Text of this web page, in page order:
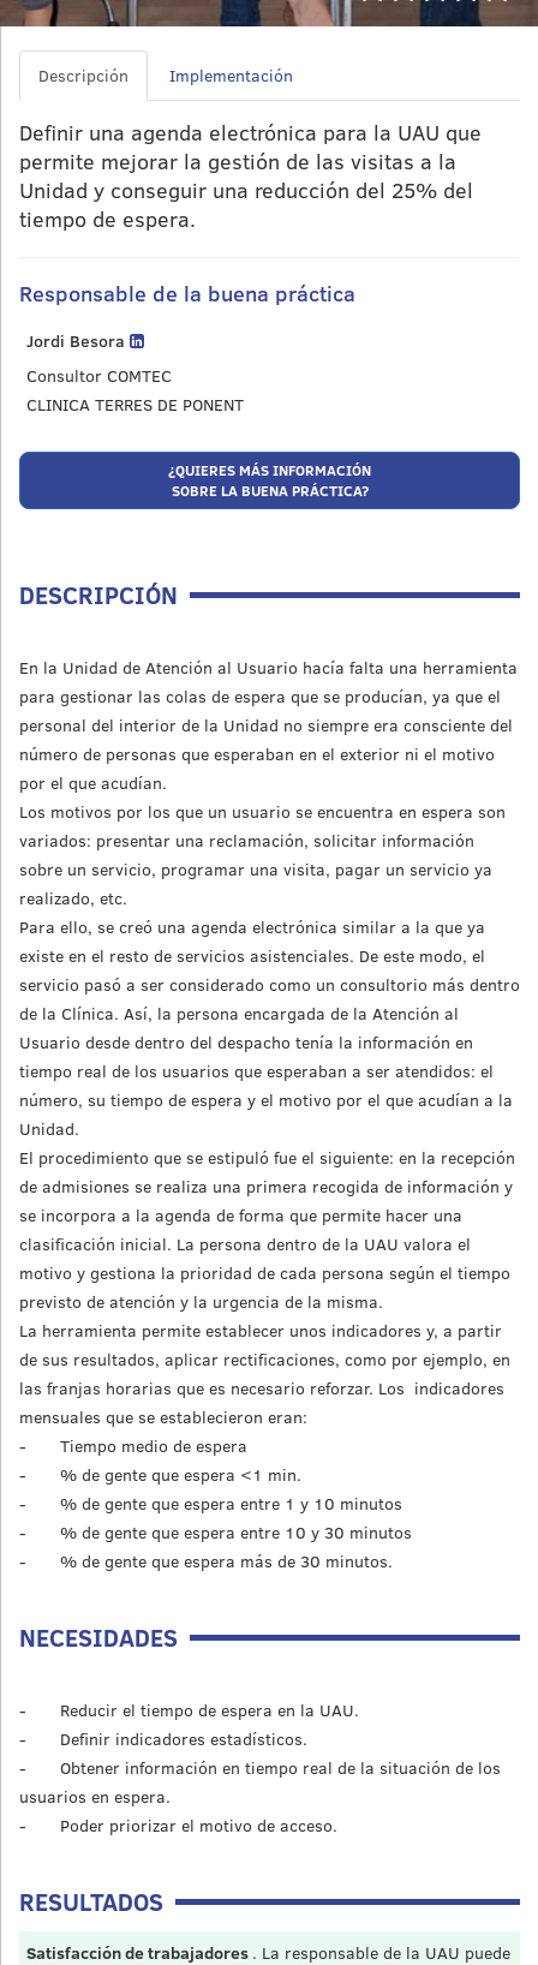
Descripción Implementación
Definir una agenda electrónica para la UAU que
permite mejorar la gestión de las visitas a la
Unidad y conseguir una reducción del 25% del
tiempo de espera.
Responsable de la buena práctica
Jordi Besora
Consultor COMTEC
CLINICA TERRES DE PONENT
¿QUIERES MÁS INFORMACIÓN
SOBRE LA BUENA PRÁCTICA?
DESCRIPCIÓN
En la Unidad de Atención al Usuario hacía falta una herramienta
para gestionar las colas de espera que se producían, ya que el
personal del interior de la Unidad no siempre era consciente del
número de personas que esperaban en el exterior ni el motivo
por el que acudían.
Los motivos por los que un usuario se encuentra en espera son
variados: presentar una reclamación, solicitar información
sobre un servicio, programar una visita, pagar un servicio ya
realizado, etc.
Para ello, se creó una agenda electrónica similar a la que ya
existe en el resto de servicios asistenciales. De este modo, el
servicio pasó a ser considerado como un consultorio más dentro
de la Clínica. Así, la persona encargada de la Atención al
Usuario desde dentro del despacho tenía la información en
tiempo real de los usuarios que esperaban a ser atendidos: el
número, su tiempo de espera y el motivo por el que acudían a la
Unidad.
El procedimiento que se estipuló fue el siguiente: en la recepción
de admisiones se realiza una primera recogida de información y
se incorpora a la agenda de forma que permite hacer una
clasificación inicial. La persona dentro de la UAU valora el
motivo y gestiona la prioridad de cada persona según el tiempo
previsto de atención y la urgencia de la misma.
La herramienta permite establecer unos indicadores y, a partir
de sus resultados, aplicar rectificaciones, como por ejemplo, en
las franjas horarias que es necesario reforzar. Los indicadores
mensuales que se establecieron eran:
- Tiempo medio de espera
- % de gente que espera <1 min.
- % de gente que espera entre 1 y 10 minutos
- % de gente que espera entre 10 y 30 minutos
- % de gente que espera más de 30 minutos.
NECESIDADES
- Reducir el tiempo de espera en la UAU.
- Definir indicadores estadísticos.
- Obtener información en tiempo real de la situación de los
usuarios en espera.
- Poder priorizar el motivo de acceso.
RESULTADOS
Satisfacción de trabajadores . La responsable de la UAU puede